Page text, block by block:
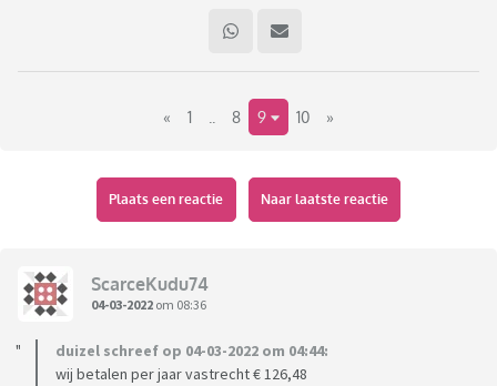
Dit vind ik sowieso duur, maar ook doordat ik alles goed
scheidt duurt het echt wel een tijdje eer dat mijn bak vol is. Ik
Nu sprak ik net iemand die met een tiener woont en haar bak
vorig jaar 16 keer aan de straat heeft gezet. Een vriendin van
haar met 2 kinderen had dit 4 keer gedaan. Die persoon die ik
gezegd verder.
maand een volle bak te hebben... ik snap daar echt niks van!
« 1 8 9 10 »
Plaats een reactie Naar laatste reactie
ScarceKudu74
04-03-2022 om 08:36
duizel schreef op 04-03-2022 om 04:44:
wij betalen per jaar vastrecht € 126,48